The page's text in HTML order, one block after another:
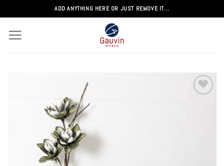
au
contenu
ADD ANYTHING HERE OR JUST REMOVE IT...